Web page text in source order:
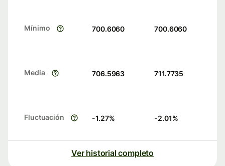
Mínimo 700.6060 700.6060
Media 706.5963 711.7735
Fluctuación -1.27% -2.01%
Ver historial completo